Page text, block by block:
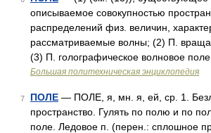
описываемое совокупностью
распределений физ. величин,
рассматриваемые волны; (2) П.
(3) П. голографическое волновое
Большая политехническая энциклопедия
7 ПОЛЕ — ПОЛЕ, я, мн. я, ей, ср. 1.
пространство. Гулять по полю и по
поле. Ледовое п. (перен.: сплошное